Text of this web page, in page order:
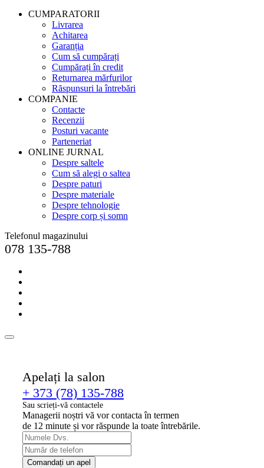
CUMPARATORII
Livrarea
Achitarea
Garanția
Cum să cumpărați
Cumpărați în credit
Returnarea mărfurilor
Răspunsuri la întrebări
COMPANIE
Contacte
Recenzii
Posturi vacante
Parteneriat
ONLINE JURNAL
Despre saltele
Cum să alegi o saltea
Despre paturi
Despre materiale
Despre tehnologie
Despre corp și somn
Telefonul magazinului
078 135-788
Apelați la salon
+ 373 (78) 135-788
Sau scrieți-vă contactele
Managerii noștri vă vor contacta în termen
de 12 minute și vor răspunde la toate întrebările.
Comandați un apel